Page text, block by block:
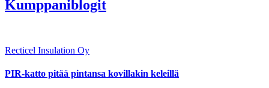
Kumppaniblogit
Recticel Insulation Oy
PIR-katto pitää pintansa kovillakin keleillä